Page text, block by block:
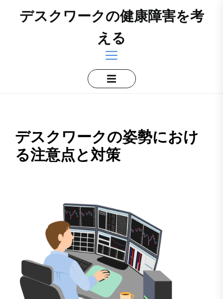
デスクワークの健康障害を考
える
デスクワークの姿勢におけ
る注意点と対策